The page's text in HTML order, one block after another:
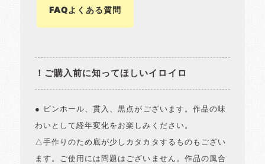
FAQよくある質問
！ご購入前に知ってほしいイロイロ
● ピンホール、貫入、黒点がございます。作品の味
わいとして経年変化をお楽しみください。
△手作りのため底が少しカタカタするものもござい
ます。ご使用には問題はございません。作品の風合